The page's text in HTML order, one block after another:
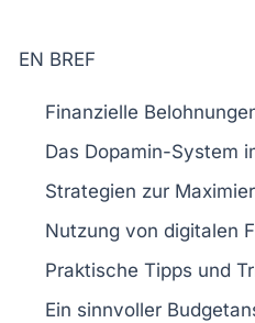
EN BREF
Finanzielle
Das Dopamin-System
Strategien zur
Nutzung von digitalen
Praktische Tipps und
Ein sinnvoller